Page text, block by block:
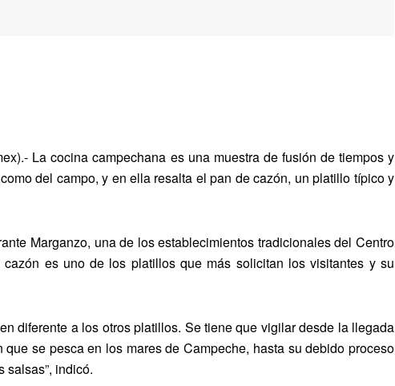
La cocina campechana es una muestra de fusión de tiempos y
del campo, y en ella resalta el pan de cazón, un platillo típico y
Marganzo, una de los establecimientos tradicionales del Centro
es uno de los platillos que más solicitan los visitantes y su
diferente a los otros platillos. Se tiene que vigilar desde la llegada
se pesca en los mares de Campeche, hasta su debido proceso
salsas”, indicó.